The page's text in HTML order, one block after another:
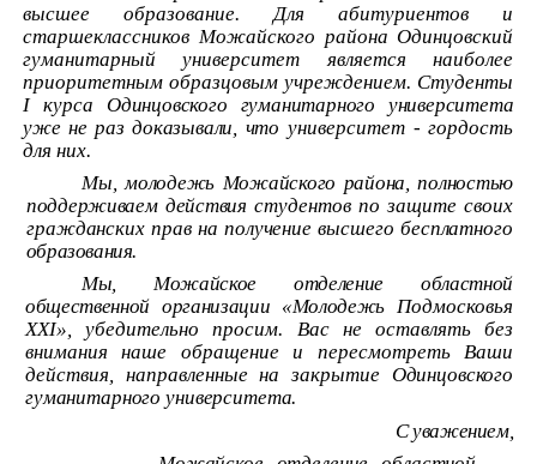
высшее образование. Для абитуриентов и
старшеклассников Можайского района Одинцовский
гуманитарный университет является наиболее
приоритетным образцовым учреждением. Студенты
IкурсаОдинцовского гуманитарного университета
уже не раз доказывали, что университет - гордость
для них.
Мы, молодежь Можайского района, полностью
поддерживаем действиястудентов по защите своих
гражданских прав на получение высшего бесплатного
образования.
Мы, Можайское отделение областной
общественной организации «Молодежь Подмосковья
XXI»,убедительно просим. Вас не оставлять без
внимания наше обращение и пересмотреть Ваши
действия, направленные на закрытие Одинцовского
гуманитарного университета.
С уважением,